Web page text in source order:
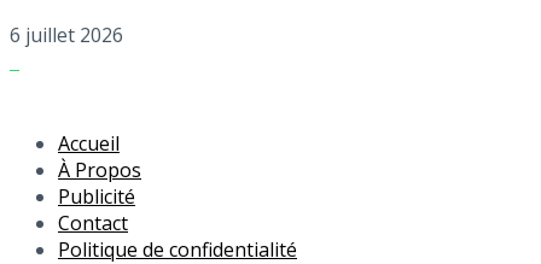
6 juillet 2026
Accueil
À Propos
Publicité
Contact
Politique de confidentialité